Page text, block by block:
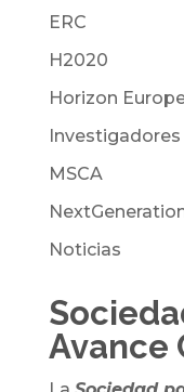
ERC
H2020
Horizon
Investigadores
MSCA
Noticias
Avance